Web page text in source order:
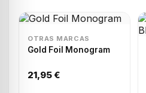
OTRAS MARCAS
Gold Foil Monogram
21,95 €